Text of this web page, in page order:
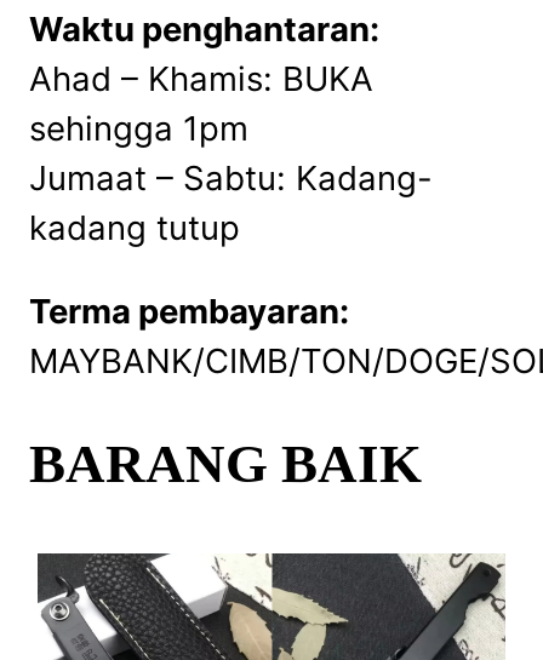
Waktu penghantaran:
Ahad – Khamis: BUKA
sehingga 1pm
Jumaat – Sabtu: Kadang-
kadang tutup
Terma pembayaran:
MAYBANK/CIMB/TON/DOGE/
BARANG BAIK